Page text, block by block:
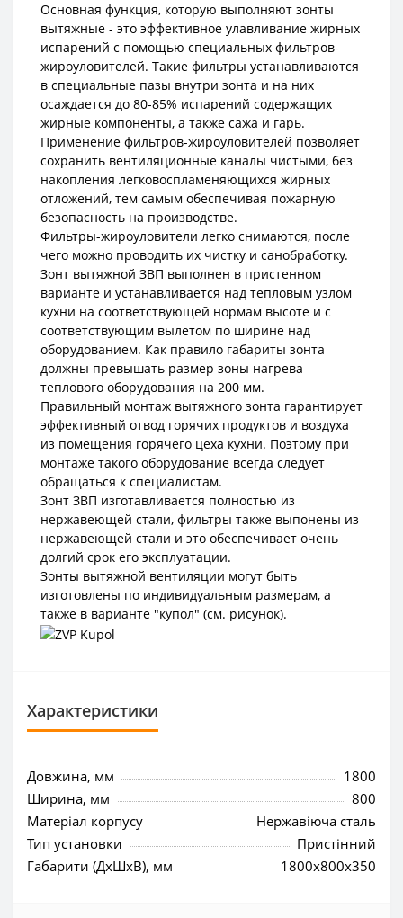
Основная функция, которую выполняют зонты
вытяжные - это эффективное улавливание жирных
испарений с помощью специальных фильтров-
жироуловителей. Такие фильтры устанавливаются
в специальные пазы внутри зонта и на них
осаждается до 80-85% испарений содержащих
жирные компоненты, а также сажа и гарь.
Применение фильтров-жироуловителей позволяет
сохранить вентиляционные каналы чистыми, без
накопления легковоспламеняющихся жирных
отложений, тем самым обеспечивая пожарную
безопасность на производстве.
Фильтры-жироуловители легко снимаются, после
чего можно проводить их чистку и санобработку.
Зонт вытяжной ЗВП выполнен в пристенном
варианте и устанавливается над тепловым узлом
кухни на соответствующей нормам высоте и с
соответствующим вылетом по ширине над
оборудованием. Как правило габариты зонта
должны превышать размер зоны нагрева
теплового оборудования на 200 мм.
Правильный монтаж вытяжного зонта гарантирует
эффективный отвод горячих продуктов и воздуха
из помещения горячего цеха кухни. Поэтому при
монтаже такого оборудование всегда следует
обращаться к специалистам.
Зонт ЗВП изготавливается полностью из
нержавеющей стали, фильтры также выпонены из
нержавеющей стали и это обеспечивает очень
долгий срок его эксплуатации.
Зонты вытяжной вентиляции могут быть
изготовлены по индивидуальным размерам, а
также в варианте "купол" (см. рисунок).
Характеристики
Довжина, мм
1800
Ширина, мм
800
Матеріал корпусу
Нержавіюча сталь
Тип установки
Пристінний
Габарити (ДхШхВ), мм
1800x800x350